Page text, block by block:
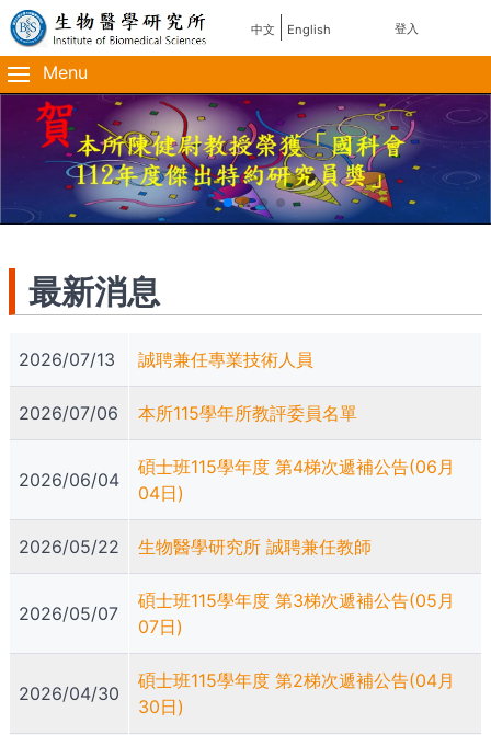
移
至
主
內
主
導
使
者
帳
號
登入
中文 English
Menu
最新消息
2026/07/13 誠聘兼任專業技術人員
2026/07/06 本所115學年所教評委員名單
2026/06/04
碩士班115學年度 第4梯次遞補公告(06月
04日)
2026/05/22 生物醫學研究所 誠聘兼任教師
2026/05/07
碩士班115學年度 第3梯次遞補公告(05月
07日)
2026/04/30
碩士班115學年度 第2梯次遞補公告(04月
30日)